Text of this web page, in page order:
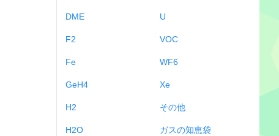
DME
F2
Fe
GeH4
H2
H2O
U
VOC
WF6
Xe
その他
ガスの知恵袋